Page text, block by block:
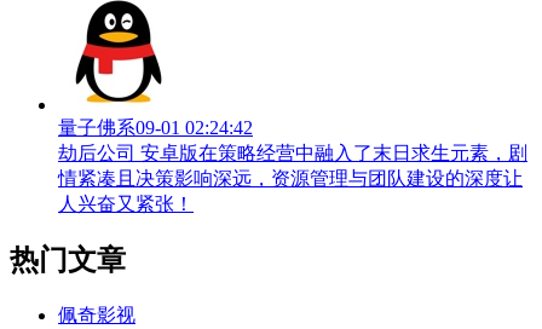
量子佛系09-01 02:24:42
劫后公司 安卓版在策略经营中融入了末日求生元素，剧
情紧凑且决策影响深远，资源管理与团队建设的深度让
人兴奋又紧张！
热门文章
佩奇影视